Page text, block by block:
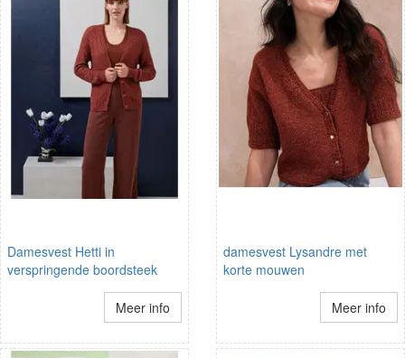
Damesvest Hetti in
verspringende boordsteek
Meer info
damesvest Lysandre met
korte mouwen
Meer info